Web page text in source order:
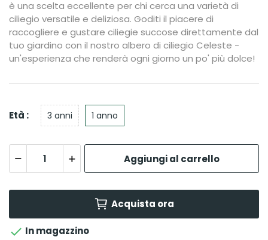
è una scelta eccellente per chi cerca una varietà di
ciliegio versatile e deliziosa. Goditi il piacere di
raccogliere e gustare ciliegie succose direttamente dal
tuo giardino con il nostro albero di ciliegio Celeste -
un'esperienza che renderà ogni giorno un po' più dolce!
Età : 3 anni 1 anno
Aggiungi al carrello
Acquista ora
 In magazzino